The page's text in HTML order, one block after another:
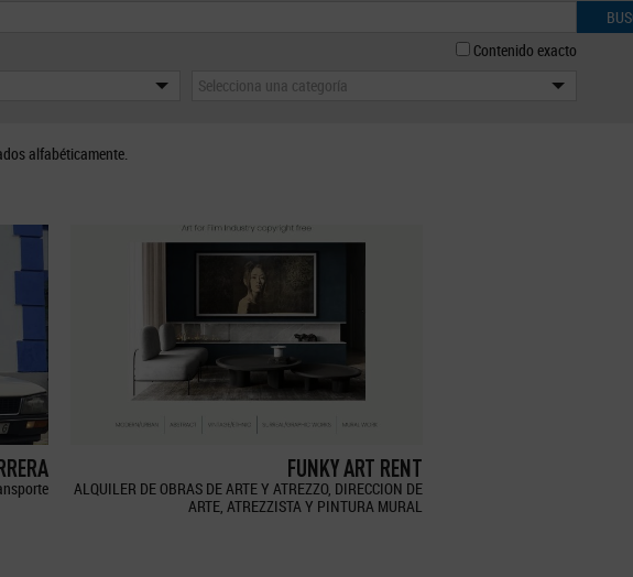
Contenido exacto
Selecciona una categoría
alfabéticamente.
FUNKY ART RENT
ALQUILER DE OBRAS DE ARTE Y ATREZZO, DIRECCION DE
ARTE, ATREZZISTA Y PINTURA MURAL